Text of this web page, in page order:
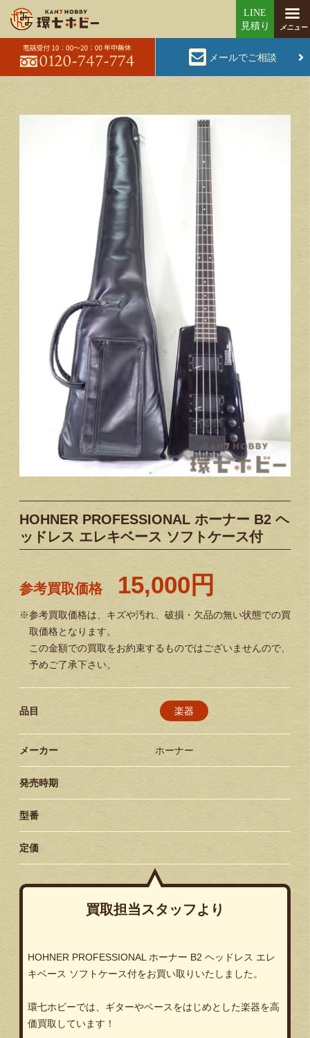
メールでご相談
HOHNER PROFESSIONAL ホーナー B2 ヘ
ッドレス エレキベース ソフトケース付
参考買取価格 15,000円
※参考買取価格は、キズや汚れ、破損・欠品の無い状態での買
取価格となります。
この金額での買取をお約束するものではございませんので、
予めご了承下さい。
品目 楽器
メーカー ホーナー
発売時期
型番
定価
買取担当スタッフより
HOHNER PROFESSIONAL ホーナー B2 ヘッドレス エレ
キベース ソフトケース付をお買い取りいたしました。
環七ホビーでは、ギターやベースをはじめとした楽器を高
価買取しています！